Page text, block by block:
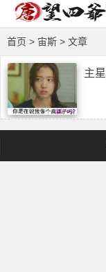
首页 > 宙斯 > 文章
主